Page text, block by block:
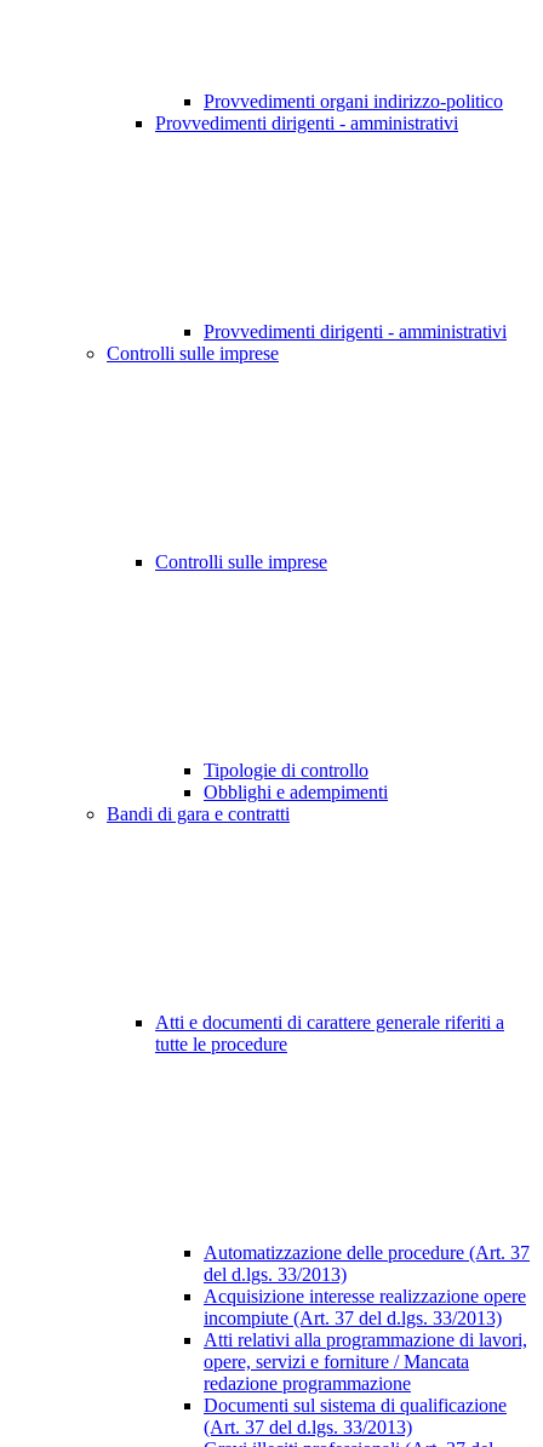
Provvedimenti organi indirizzo-politico
Provvedimenti dirigenti - amministrativi
Provvedimenti dirigenti - amministrativi
Controlli sulle imprese
Controlli sulle imprese
Tipologie di controllo
Obblighi e adempimenti
Bandi di gara e contratti
Atti e documenti di carattere generale riferiti a
tutte le procedure
Automatizzazione delle procedure (Art. 37
del d.lgs. 33/2013)
Acquisizione interesse realizzazione opere
incompiute (Art. 37 del d.lgs. 33/2013)
Atti relativi alla programmazione di lavori,
opere, servizi e forniture / Mancata
redazione programmazione
Documenti sul sistema di qualificazione
(Art. 37 del d.lgs. 33/2013)